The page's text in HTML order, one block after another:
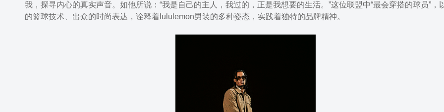
我，探寻内心的真实声音。如他所说：“我是自己的主人，我过的，正是我想要的生活。”这位联盟中“最会穿搭的球员”，
的篮球技术、出众的时尚表达，诠释着lululemon男装的多种姿态，实践着独特的品牌精神。